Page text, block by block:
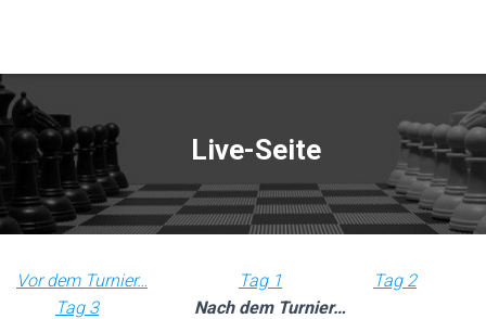
Live-Seite
Vor dem Turnier… Tag 1
Tag 2
Tag 3
Nach dem Turnier…